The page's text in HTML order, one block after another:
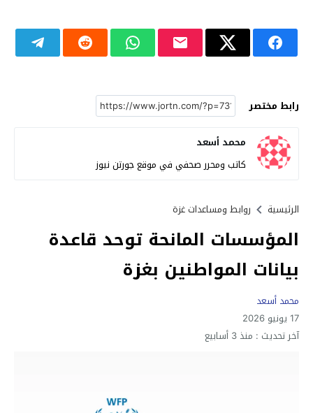
رابط مختصر
محمد أسعد
كاتب ومحرر صحفي في موقع جورتن نيوز
الرئيسية روابط ومساعدات غزة
المؤسسات المانحة توحد قاعدة
بيانات المواطنين بغزة
محمد أسعد
17 يونيو 2026
آخر تحديث : منذ 3 أسابيع